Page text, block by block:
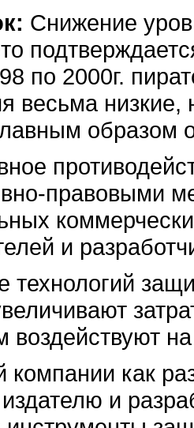
Снижение
по 2000г.
весьма
образом
правовыми
и
технологий
воздействуют
как
и